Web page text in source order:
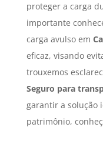
proteger a carga
importante
carga avulso em
eficaz, visando
trouxemos
Seguro para
garantir a solução
patrimônio,